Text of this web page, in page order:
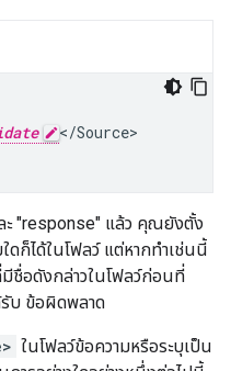
</Source>
ะ "response" แล้ว คุณยังตั้ง
ดก็ได้ในโฟลว์ แต่หากทำเช่นนี้
ชื่อดังกล่าวในโฟลว์ก่อนที่
บ ข้อผิดพลาด
ในโฟลว์ข้อความหรือระบุเป็น